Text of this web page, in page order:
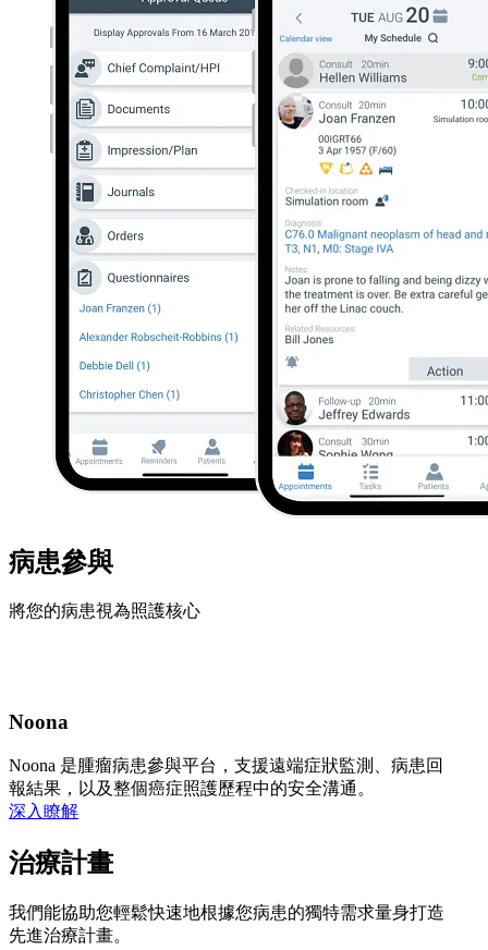
病患參與
將您的病患視為照護核心
Noona
Noona 是腫瘤病患參與平台，支援遠端症狀監測、病患回
報結果，以及整個癌症照護歷程中的安全溝通。
深入瞭解
治療計畫
我們能協助您輕鬆快速地根據您病患的獨特需求量身打造
先進治療計畫。